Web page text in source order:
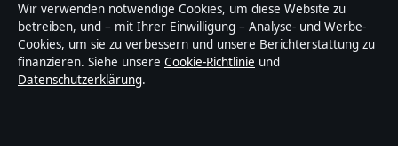
Lageanalyse24 ist ein unabhängiger digitaler
Nachrichtenanbieter mit Fokus auf Politik, Wirtschaft,
Technik und Gesellschaft in Deutschland. Jeder Artikel
trägt eine Byline, wird von einem Redakteur geprüft und
Wir verwenden notwendige Cookies, um diese Website zu
betreiben, und – mit Ihrer Einwilligung – Analyse- und Werbe-
Cookies, um sie zu verbessern und unsere Berichterstattung zu
finanzieren. Siehe unsere Cookie-Richtlinie und
Datenschutzerklärung.